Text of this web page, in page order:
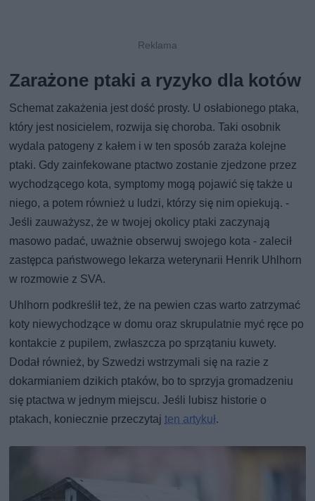
Zarażone ptaki a ryzyko dla kotów
Schemat zakażenia jest dość prosty. U osłabionego ptaka,
który jest nosicielem, rozwija się choroba. Taki osobnik
wydala patogeny z kałem i w ten sposób zaraża kolejne
ptaki. Gdy zainfekowane ptactwo zostanie zjedzone przez
wychodzącego kota, symptomy mogą pojawić się także u
niego, a potem również u ludzi, którzy się nim opiekują. -
Jeśli zauważysz, że w twojej okolicy ptaki zaczynają
masowo padać, uważnie obserwuj swojego kota - zalecił
zastępca państwowego lekarza weterynarii Henrik Uhlhorn
w rozmowie z SVA.
Uhlhorn podkreślił też, że na pewien czas warto zatrzymać
koty niewychodzące w domu oraz skrupulatnie myć ręce po
kontakcie z pupilem, zwłaszcza po sprzątaniu kuwety.
Dodał również, by Szwedzi wstrzymali się na razie z
dokarmianiem dzikich ptaków, bo to sprzyja gromadzeniu
się ptactwa w jednym miejscu. Jeśli lubisz historie o
ptakach, koniecznie przeczytajten artykuł.